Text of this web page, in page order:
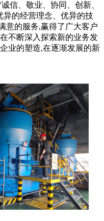
信、敬业、协同、创新、
异的经营理念、优异的技
意的服务,赢得了广大客户
不断深入探索新的业务发
业的塑造,在逐渐发展的新